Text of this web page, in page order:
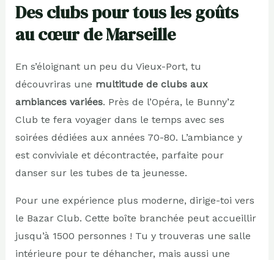
Des clubs pour tous les goûts
au cœur de Marseille
En s’éloignant un peu du Vieux-Port, tu
découvriras une multitude de clubs aux
ambiances variées. Près de l’Opéra, le Bunny’z
Club te fera voyager dans le temps avec ses
soirées dédiées aux années 70-80. L’ambiance y
est conviviale et décontractée, parfaite pour
danser sur les tubes de ta jeunesse.
Pour une expérience plus moderne, dirige-toi vers
le Bazar Club. Cette boîte branchée peut accueillir
jusqu’à 1500 personnes ! Tu y trouveras une salle
intérieure pour te déhancher, mais aussi une